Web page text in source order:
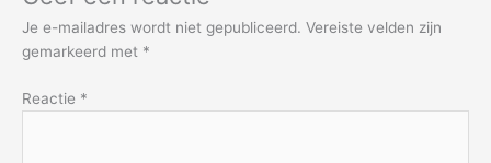
Je e-mailadres wordt niet gepubliceerd. Vereiste velden zijn
gemarkeerd met *
Reactie *